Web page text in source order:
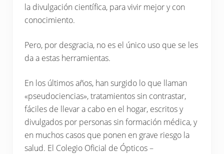
la divulgación científica, para vivir mejor y con
conocimiento.
Pero, por desgracia, no es el único uso que se les
da a estas herramientas.
En los últimos años, han surgido lo que llaman
«pseudociencias», tratamientos sin contrastar,
fáciles de llevar a cabo en el hogar, escritos y
divulgados por personas sin formación médica, y
en muchos casos que ponen en grave riesgo la
salud. El Colegio Oficial de Ópticos –